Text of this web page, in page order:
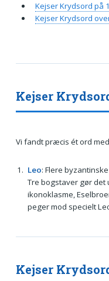
Kejser
Vi fandt præcis ét ord
Leo: Flere
Tre bogstaver gør det
ikonoklasme,
peger mod specielt
Kejser
Kejser Krydsord på
Kejser Krydsord